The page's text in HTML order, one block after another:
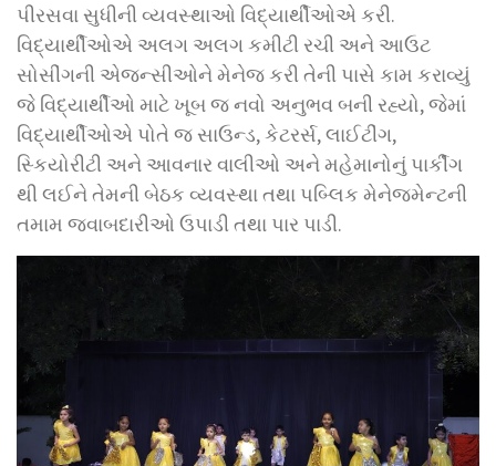
પીરસવા સુધીની વ્યવસ્થાઓ વિદ્યાર્થીઓએ કરી.
વિદ્યાર્થીઓએ અલગ અલગ કમીટી રચી અને આઉટ
સોસીંગની એજન્સીઓને મેનેજ કરી તેની પાસે કામ કરાવ્યું
જે વિદ્યાર્થીઓ માટે ખૂબ જ નવો અનુભવ બની રહ્યો, જેમાં
વિદ્યાર્થીઓએ પોતે જ સાઉન્ડ, કેટરર્સ, લાઈટીંગ,
સ્કિયોરીટી અને આવનાર વાલીઓ અને મહેમાનોનું પાર્કીંગ
થી લઈને તેમની બેઠક વ્યવસ્થા તથા પબ્લિક મેનેજમેન્ટની
તમામ જવાબદારીઓ ઉપાડી તથા પાર પાડી.